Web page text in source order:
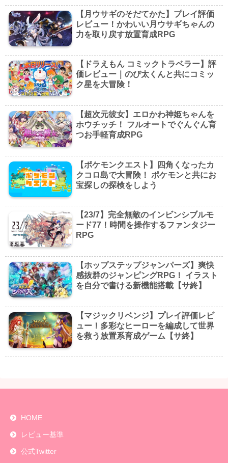
【月ウサギのそだてかた】プレイ評価
レビュー！かわいい月ウサギちゃんの
力を取り戻す放置育成RPG
【ドラえもん コミックトラベラー】評
価レビュー｜のび太くんと共にコミッ
ク星を大冒険！
【超次元彼女】エロかわ神姫ちゃんを
ホウチッチ！ フルオートでぐんぐん育
つお手軽育成RPG
【ポケモンクエスト】四角くなったカ
クコロ島で大冒険！ ポケモンと共にお
宝探しの探検をしよう
【23/7】完全無敵のインビンシブルモ
ード77！時間を操作するファンタジー
RPG
【ホップステップジャンパーズ】爽快
感抜群のジャンピングRPG！ イラスト
を自分で書ける新機能搭載【サ終】
【マジックリベンジ】プレイ評価レビ
ュー！多彩なヒーローを編成して世界
を救う放置系育成ゲーム【サ終】
HOME
レビュー基準
公式Twitter